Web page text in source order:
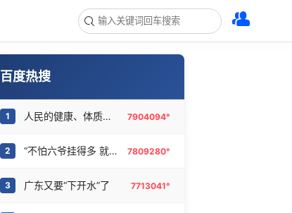
百度热搜
1 人民的健康、体质、幸福一脉相承 7904094°
2 “不怕六爷挂得多 就怕六爷挂一颗” 7809280°
3 广东又要“下开水”了 7713041°